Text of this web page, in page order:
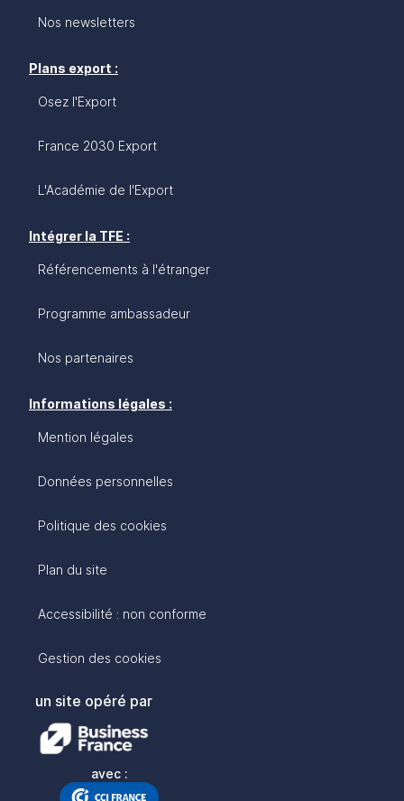
Nos newsletters
Plans export :
Osez l'Export
France 2030 Export
L'Académie de l'Export
Intégrer la TFE :
Référencements à l'étranger
Programme ambassadeur
Nos partenaires
Informations légales :
Mention légales
Données personnelles
Politique des cookies
Plan du site
Accessibilité : non conforme
Gestion des cookies
un site opéré par
avec :